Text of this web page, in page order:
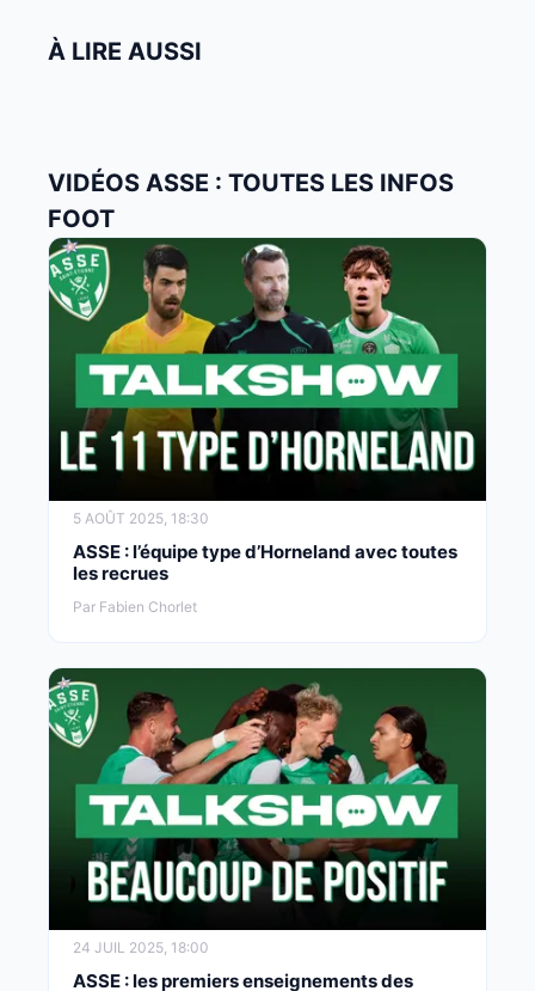
À LIRE AUSSI
VIDÉOS ASSE : TOUTES LES INFOS
FOOT
5 AOÛT 2025, 18:30
ASSE : l’équipe type d’Horneland avec toutes
les recrues
Par Fabien Chorlet
24 JUIL 2025, 18:00
ASSE : les premiers enseignements des